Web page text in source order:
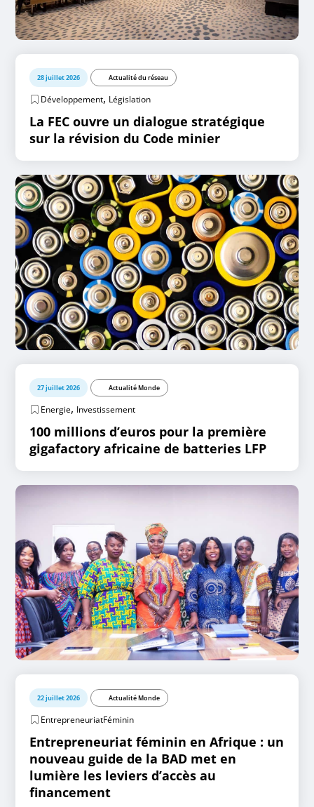
28 juillet 2026 Actualité du réseau
Développement, Législation
La FEC ouvre un dialogue stratégique
sur la révision du Code minier
27 juillet 2026 Actualité Monde
Energie, Investissement
100 millions d’euros pour la première
gigafactory africaine de batteries LFP
22 juillet 2026 Actualité Monde
EntrepreneuriatFéminin
Entrepreneuriat féminin en Afrique : un
nouveau guide de la BAD met en
lumière les leviers d’accès au
financement